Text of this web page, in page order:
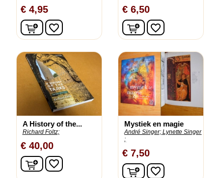
€ 4,95
In winkelwagen
favorite_border
€ 6,50
In winkelwagen
favorite_border
A History of the...
Richard Foltz;
€ 40,00
In winkelwagen
favorite_border
Mystiek en magie
André Singer; Lynette Singer
;
€ 7,50
In winkelwagen
favorite_border